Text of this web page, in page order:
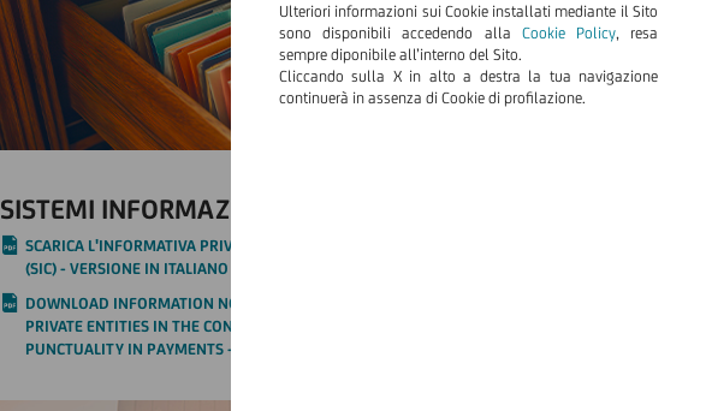
SISTEMI INFORMAZIONI CREDITIZIE (SIC)
SCARICA L'INFORMATIVA PRIVACY RELATIVA AI SISTEMI DI INFORMAZIONI CREDITIZIE
(SIC) - VERSIONE IN ITALIANO
DOWNLOAD INFORMATION NOTICE ON CREDIT INFORMATION SYSTEMS MANAGED BY
PRIVATE ENTITIES IN THE CONTEXT OF CONSUMER CREDITS, RELIABILITY AND
PUNCTUALITY IN PAYMENTS - ENGLISH VERSION
Ulteriori informazioni sui Cookie installati mediante il Sito
sono disponibili accedendo alla Cookie Policy, resa
sempre diponibile all’interno del Sito.
Cliccando sulla X in alto a destra la tua navigazione
continuerà in assenza di Cookie di profilazione.